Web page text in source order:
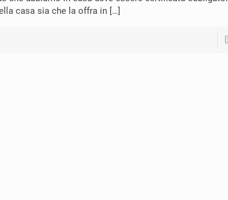
casa sia che la offra in[…]